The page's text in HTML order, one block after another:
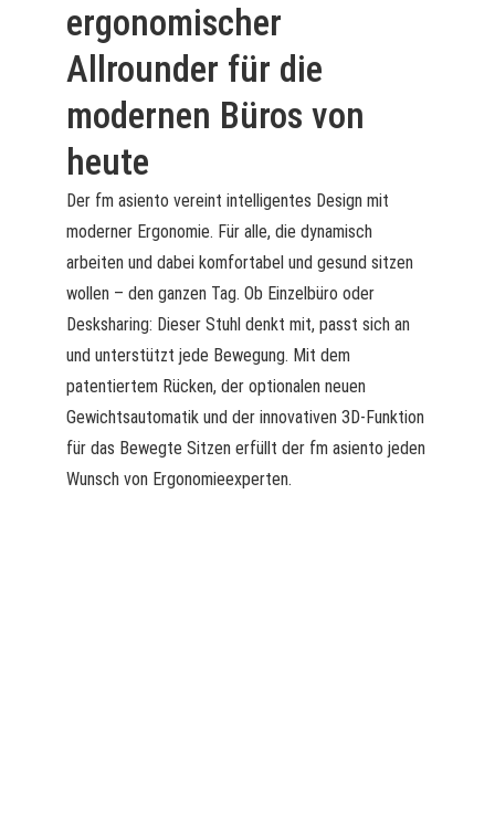
ergonomischer
Allrounder für die
modernen Büros von
heute
Der fm asiento vereint intelligentes Design mit
moderner Ergonomie. Für alle, die dynamisch
arbeiten und dabei komfortabel und gesund sitzen
wollen – den ganzen Tag. Ob Einzelbüro oder
Desksharing: Dieser Stuhl denkt mit, passt sich an
und unterstützt jede Bewegung. Mit dem
patentiertem Rücken, der optionalen neuen
Gewichtsautomatik und der innovativen 3D-Funktion
für das Bewegte Sitzen erfüllt der fm asiento jeden
Wunsch von Ergonomieexperten.